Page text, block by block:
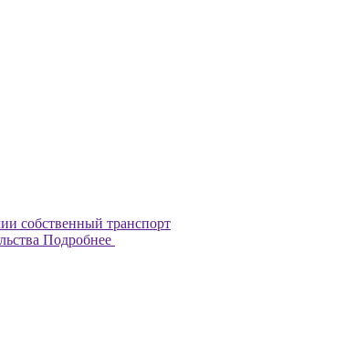
собственный транспорт
Подробнее